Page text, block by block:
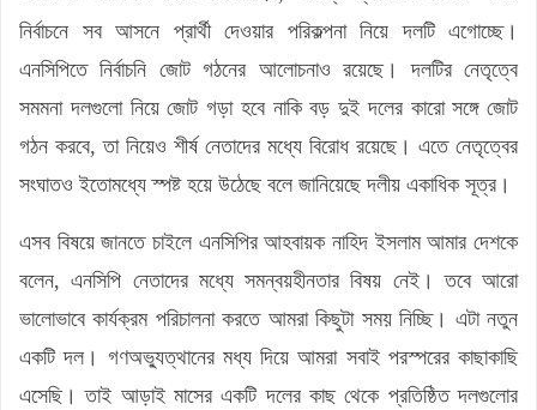
নির্বাচনে সব আসনে প্রার্থী দেওয়ার পরিকল্পনা নিয়ে দলটি এগোচ্ছে।
এনসিপিতে নির্বাচনি জোট গঠনের আলোচনাও রয়েছে। দলটির নেতৃত্বে
সমমনা দলগুলো নিয়ে জোট গড়া হবে নাকি বড় দুই দলের কারো সঙ্গে জোট
গঠন করবে, তা নিয়েও শীর্ষ নেতাদের মধ্যে বিরোধ রয়েছে। এতে নেতৃত্বের
সংঘাতও ইতোমধ্যে স্পষ্ট হয়ে উঠেছে বলে জানিয়েছে দলীয় একাধিক সূত্র।
এসব বিষয়ে জানতে চাইলে এনসিপির আহবায়ক নাহিদ ইসলাম আমার দেশকে
বলেন, এনসিপি নেতাদের মধ্যে সমন্বয়হীনতার বিষয় নেই। তবে আরো
ভালোভাবে কার্যক্রম পরিচালনা করতে আমরা কিছুটা সময় নিচ্ছি। এটা নতুন
একটি দল। গণঅভ্যুত্থানের মধ্য দিয়ে আমরা সবাই পরস্পরের কাছাকাছি
এসেছি। তাই আড়াই মাসের একটি দলের কাছ থেকে প্রতিষ্ঠিত দলগুলোর